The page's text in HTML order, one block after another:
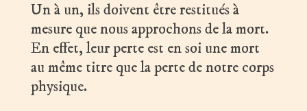
Un à un, ils doivent être restitués à
mesure que nous approchons de la mort.
En effet, leur perte est en soi une mort
au même titre que la perte de notre corps
physique.